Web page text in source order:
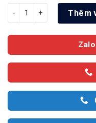
Smart Tivi LG QNED AI
Thêm